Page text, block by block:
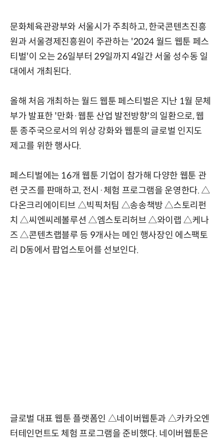
문화체육관광부와 서울시가 주최하고, 한국콘텐츠진흥
원과 서울경제진흥원이 주관하는 '2024 월드 웹툰 페스
티벌'이 오는 26일부터 29일까지 4일간 서울 성수동 일
대에서 개최된다.
올해 처음 개최하는 월드 웹툰 페스티벌은 지난 1월 문체
부가 발표한 '만화·웹툰 산업 발전방향'의 일환으로, 웹
툰 종주국으로서의 위상 강화와 웹툰의 글로벌 인지도
제고를 위한 행사다.
페스티벌에는 16개 웹툰 기업이 참가해 다양한 웹툰 관
련 굿즈를 판매하고, 전시·체험 프로그램을 운영한다. △
다온크리에이티브 △빅픽처팀 △송송책방 △스토리펀
치 △씨엔씨레볼루션 △엠스토리허브 △와이랩 △케나
즈 △콘텐츠랩블루 등 9개사는 메인 행사장인 에스팩토
리 D동에서 팝업스토어를 선보인다.
글로벌 대표 웹툰 플랫폼인 △네이버웹툰과 △카카오엔
터테인먼트도 체험 프로그램을 준비했다. 네이버웹툰은